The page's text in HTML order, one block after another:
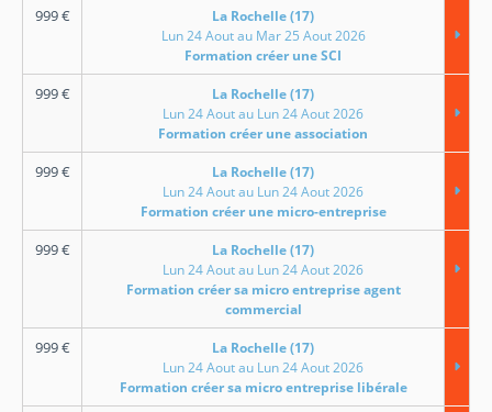
999€
La Rochelle (17)
Lun 24 Aout au Mar 25 Aout 2026
Formation créer une SCI
999€
La Rochelle (17)
Lun 24 Aout au Lun 24 Aout 2026
Formation créer une association
999€
La Rochelle (17)
Lun 24 Aout au Lun 24 Aout 2026
Formation créer une micro-entreprise
999€
La Rochelle (17)
Lun 24 Aout au Lun 24 Aout 2026
Formation créer sa micro entreprise agent
commercial
999€
La Rochelle (17)
Lun 24 Aout au Lun 24 Aout 2026
Formation créer sa micro entreprise libérale